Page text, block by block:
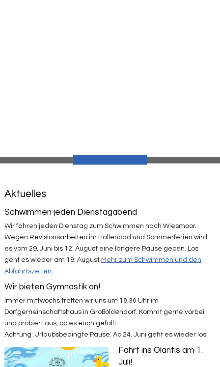
Aktuelles
Schwimmen jeden Dienstagabend
Wir fahren jeden Dienstag zum Schwimmen nach Wiesmoor.
Wegen Revisionsarbeiten im Hallenbad und Sommerferien wird
es vom 29. Juni bis 12. August eine längere Pause geben. Los
geht es wieder am 18. August Mehr zum Schwimmen und den
Abfahrtszeiten.
Wir bieten Gymnastik an!
Immer mittwochs treffen wir uns um 18.30 Uhr im
Dorfgemeinschaftshaus in Großoldendorf. Kommt gerne vorbei
und probiert aus, ob es euch gefällt.
Achtung: Urlaubsbedingte Pause. Ab 24. Juni geht es wieder los!
Fahrt ins Olantis am 1.
Juli!